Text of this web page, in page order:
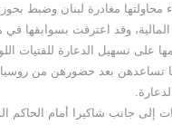
محاولتها مغادرة لبنان وضبط
المالية، وقد اعترفت بسوابقها
على تسهيل الدعارة للفتيات
تساعدهن بعد حضورهن من
إلى جانب شاكيرا أمام الحاكم